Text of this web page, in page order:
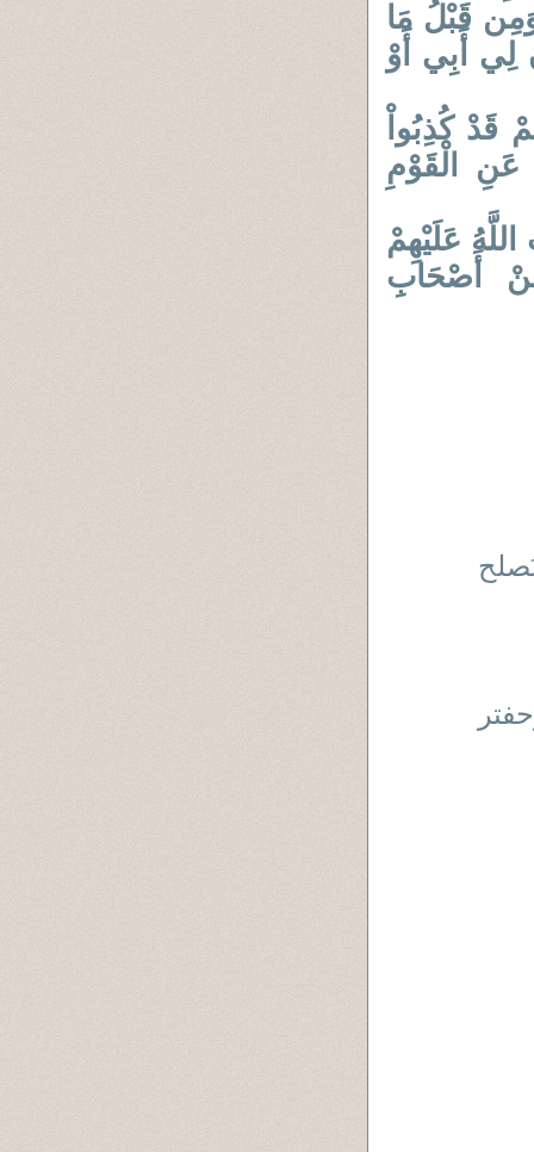
قَبْلُ مَا
أَبِي أَوْ
قَدْ كُذِبُواْ
عَنِ الْقَوْمِ
اللَّهُ عَلَيْهِمْ
أَصْحَابِ